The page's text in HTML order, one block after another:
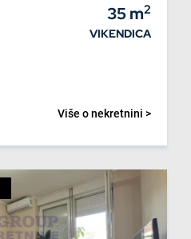
35m2
VIKENDICA
Više o nekretnini >